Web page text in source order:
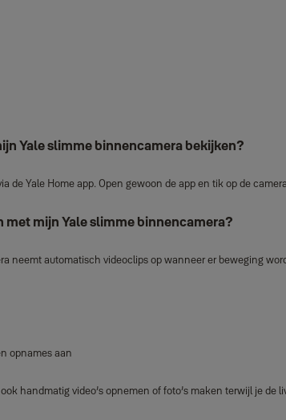
Yale slimme binnencamera bekijken?
de Yale Home app. Open gewoon de app en tik op de
met mijn Yale slimme binnencamera?
neemt automatisch videoclips op wanneer er beweging
opnames aan
handmatig video’s opnemen of foto’s maken terwijl je de